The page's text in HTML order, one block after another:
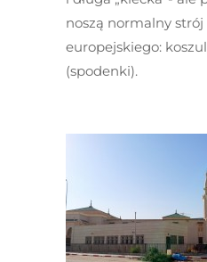
noszą normalny strój
europejskiego:
(spodenki).